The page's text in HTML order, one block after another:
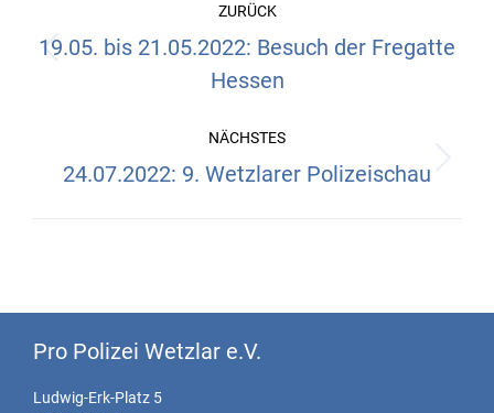
ZURÜCK
Vorheriger
Beitrag:
19.05. bis 21.05.2022: Besuch der Fregatte
Hessen
NÄCHSTES
Nächster
24.07.2022: 9. Wetzlarer Polizeischau
Pro Polizei Wetzlar e.V.
Ludwig-Erk-Platz 5